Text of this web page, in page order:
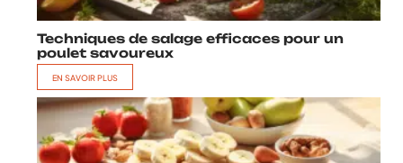
Techniques de salage efficaces pour un
poulet savoureux
EN SAVOIR PLUS